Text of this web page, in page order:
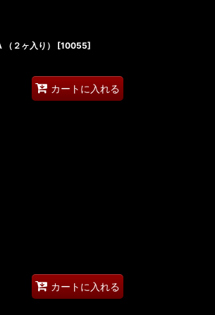
２ヶ入り） [10055]
カートに入れる
カートに入れる